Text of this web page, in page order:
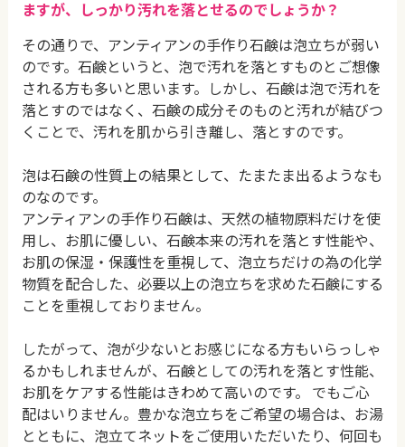
ますが、
しっかり汚れを落とせるのでしょうか？
その通りで、アンティアンの手作り石鹸は泡立ちが弱い
のです。石鹸というと、泡で汚れを落とすものとご想像
される方も多いと思います。しかし、石鹸は泡で汚れを
落とすのではなく、石鹸の成分そのものと汚れが結びつ
くことで、汚れを肌から引き離し、落とすのです。
泡は石鹸の性質上の結果として、たまたま出るようなも
のなのです。
アンティアンの手作り石鹸は、天然の植物原料だけを使
用し、お肌に優しい、石鹸本来の汚れを落とす性能や、
お肌の保湿・保護性を重視して、泡立ちだけの為の化学
物質を配合した、必要以上の泡立ちを求めた石鹸にする
ことを重視しておりません。
したがって、泡が少ないとお感じになる方もいらっしゃ
るかもしれませんが、石鹸としての汚れを落とす性能、
お肌をケアする性能はきわめて高いのです。 でもご心
配はいりません。豊かな泡立ちをご希望の場合は、お湯
とともに、泡立てネットをご使用いただいたり、何回も